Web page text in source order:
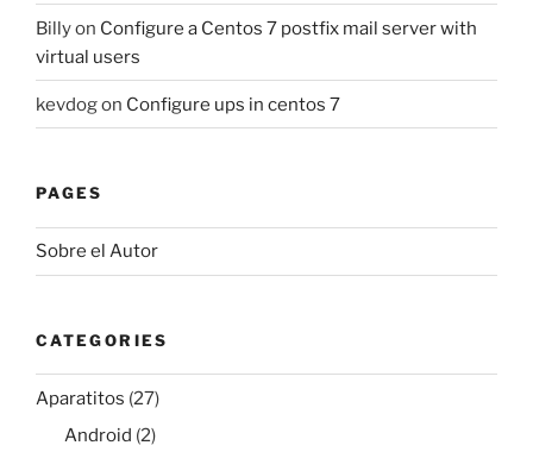
Billyon Configure a Centos 7 postfix mail server with
virtual users
kevdogon Configure ups in centos 7
PAGES
Sobre el Autor
CATEGORIES
Aparatitos (27)
Android (2)